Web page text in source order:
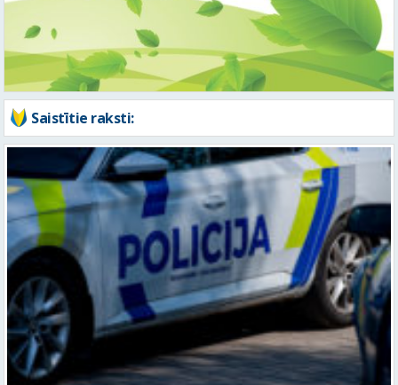
Saistītie raksti:
Valmierā notikusi auto un motocikla sadursme